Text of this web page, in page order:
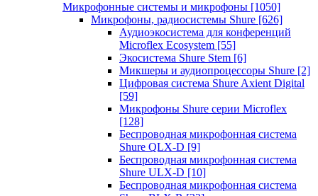
Микрофонные системы и микрофоны [1050]
Микрофоны, радиосистемы Shure [626]
Аудиоэкосистема для конференций
Microflex Ecosystem [55]
Экосистема Shure Stem [6]
Микшеры и аудиопроцессоры Shure [2]
Цифровая система Shure Axient Digital
[59]
Микрофоны Shure серии Microflex
[128]
Беспроводная микрофонная система
Shure QLX-D [9]
Беспроводная микрофонная система
Shure ULX-D [10]
Беспроводная микрофонная система